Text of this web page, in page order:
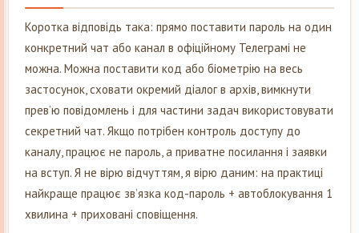
Коротка відповідь така: прямо поставити пароль на один
конкретний чат або канал в офіційному Телеграмі не
можна. Можна поставити код або біометрію на весь
застосунок, сховати окремий діалог в архів, вимкнути
превʼю повідомлень і для частини задач використовувати
секретний чат. Якщо потрібен контроль доступу до
каналу, працює не пароль, а приватне посилання і заявки
на вступ. Я не вірю відчуттям, я вірю даним: на практиці
найкраще працює звʼязка код-пароль + автоблокування 1
хвилина + приховані сповіщення.